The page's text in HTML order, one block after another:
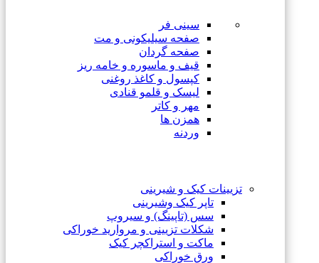
سینی فر
صفحه سیلیکونی و مت
صفحه گردان
قیف و ماسوره و خامه ریز
کپسول و کاغذ روغنی
لیسک و قلمو قنادی
مهر و کاتر
همزن ها
وردنه
تزیینات کیک و شیرینی
تاپر کیک وشیرینی
سس (تاپینگ) و سیروپ
شکلات تزیینی و مروارید خوراکی
ماکت و استراکچر کیک
ورق خوراکی